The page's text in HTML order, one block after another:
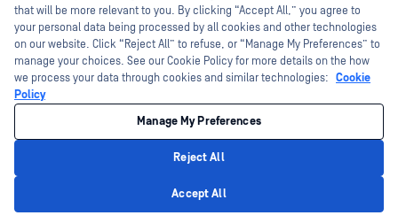
Parteneri tehnologici
Program de parteneriat de canal
©2026 OPSWAT . Toate drepturile rezervate. OPSWAT, MetaDefender, Metascan,
MetaAccess, OPSWAT , Trust no File. Trust No Device., OPSWAT , Protecting the
World's Critical Infrastructure, Deep CDR™ Technology, InQuest, logo-ul InQuest,
DFI, RetroHunt, Deep File Inspection și Join the Hunt sunt mărci comerciale ale
OPSWAT . Mărcile comerciale ale terților sunt proprietatea deținătorilor respectivi.
Politica de confidențialitate
Opțiunile dvs. de confidențialitate din California
that will be more relevant to you. By clicking “Accept All,” you agree to
your personal data being processed by all cookies and other technologies
on our website. Click “Reject All” to refuse, or “Manage My Preferences” to
manage your choices. See our Cookie Policy for more details on the how
we process your data through cookies and similar technologies: Cookie
Policy
Manage My Preferences
Reject All
Accept All